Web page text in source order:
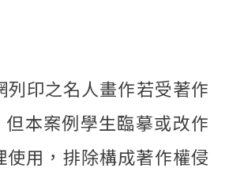
印之名人畫作若受著作
本案例學生臨摹或改作
用，排除構成著作權侵